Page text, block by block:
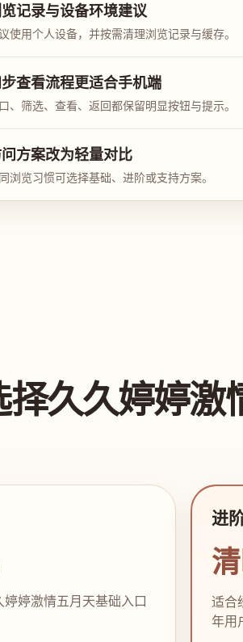
记录与设备环境建议
使用个人设备，并按需清理浏览记录与缓存。
查看流程更适合手机端
、筛选、查看、返回都保留明显按钮与提示。
方案改为轻量对比
浏览习惯可选择基础、进阶或支持方案。
久久婷婷激
婷激情五月天基础入口
进
适合
年用